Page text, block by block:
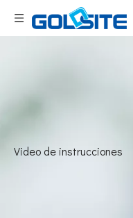
Video de instrucciones